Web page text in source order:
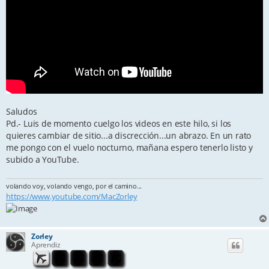
Saludos
Pd.- Luis de momento cuelgo los videos en este hilo, si los
quieres cambiar de sitio...a discrección...un abrazo. En un rato
me pongo con el vuelo nocturno, mañana espero tenerlo listo y
subido a YouTube.
volando voy, volando vengo, por el camino...
https://www.youtube.com/MacZorley
Zorley
Aprendiz